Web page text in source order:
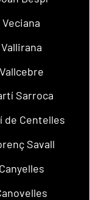
Veciana
Vallirana
Vallcebre
Sarroca
de Centelles
Savall
Canyelles